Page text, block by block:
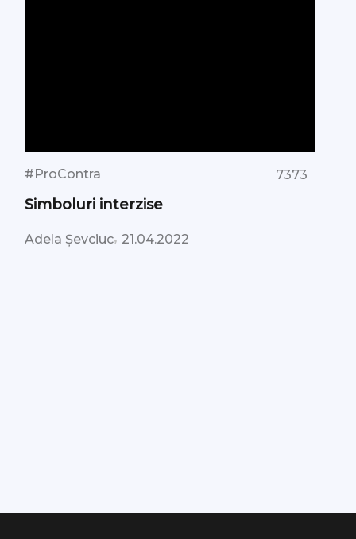
#ProContra 7373
Simboluri interzise
Adela Șevciuc, 21.04.2022